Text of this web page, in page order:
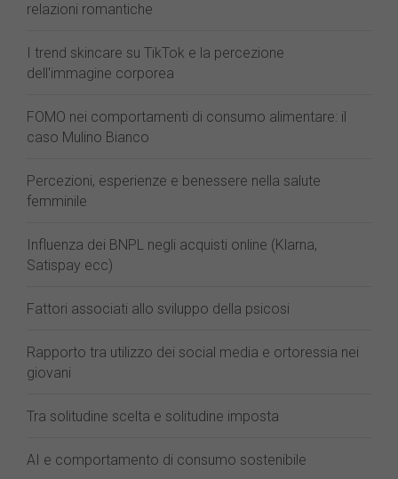
relazioni romantiche
I trend skincare su TikTok e la percezione
dell'immagine corporea
FOMO nei comportamenti di consumo alimentare: il
caso Mulino Bianco
Percezioni, esperienze e benessere nella salute
femminile
Influenza dei BNPL negli acquisti online (Klarna,
Satispay ecc)
Fattori associati allo sviluppo della psicosi
Rapporto tra utilizzo dei social media e ortoressia nei
giovani
Tra solitudine scelta e solitudine imposta
AI e comportamento di consumo sostenibile